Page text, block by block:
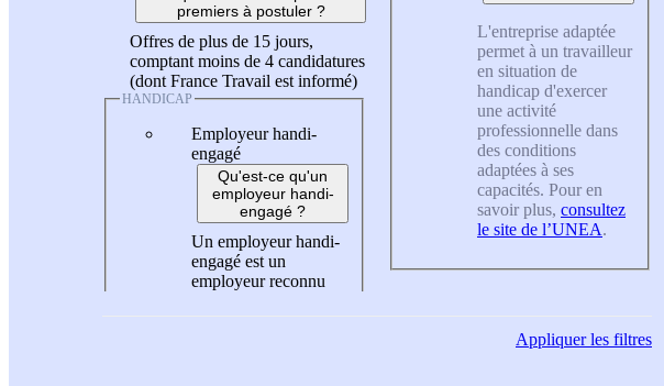
premiers à postuler ?
Offres de plus de 15 jours,
comptant moins de 4 candidatures
(dont France Travail est informé)
HANDICAP
Employeur handi-
engagé
Qu'est-ce qu'un
employeur handi-
engagé ?
Un employeur handi-
engagé est un
employeur reconnu
L'entreprise adaptée
permet à un travailleur
en situation de
handicap d'exercer
une activité
professionnelle dans
des conditions
adaptées à ses
capacités. Pour en
savoir plus, consultez
le site de l’UNEA.
Appliquerles filtres